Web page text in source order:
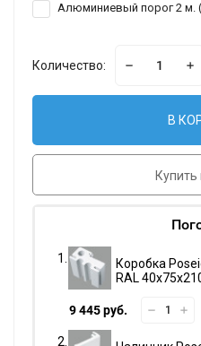
Алюминиевый порог 2 м.
Количество:
В
Купить
Коробка
RAL
9 445 руб.